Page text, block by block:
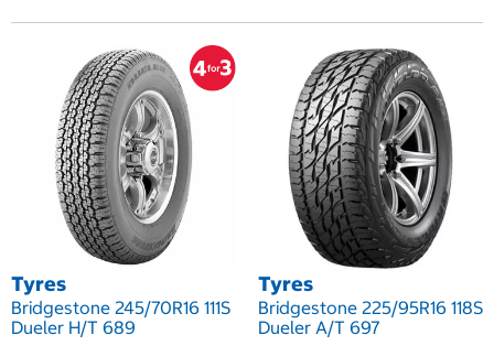
Tyres
Bridgestone 245/70R16 111S
Dueler H/T 689
Tyres
Bridgestone 225/95R16 118S
Dueler A/T 697